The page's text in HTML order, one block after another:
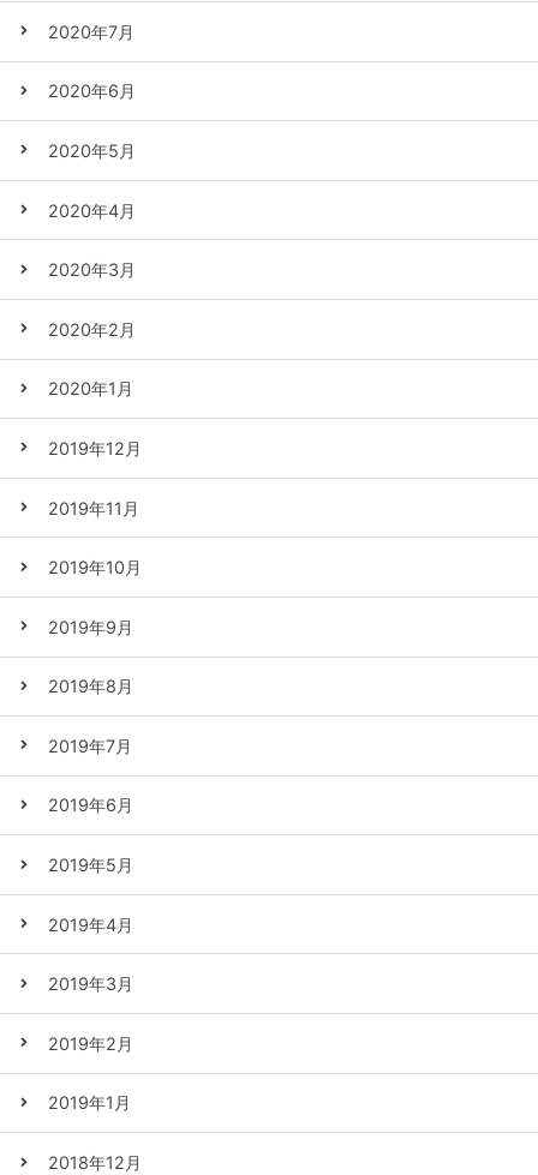
2020年7月
2020年6月
2020年5月
2020年4月
2020年3月
2020年2月
2020年1月
2019年12月
2019年11月
2019年10月
2019年9月
2019年8月
2019年7月
2019年6月
2019年5月
2019年4月
2019年3月
2019年2月
2019年1月
2018年12月